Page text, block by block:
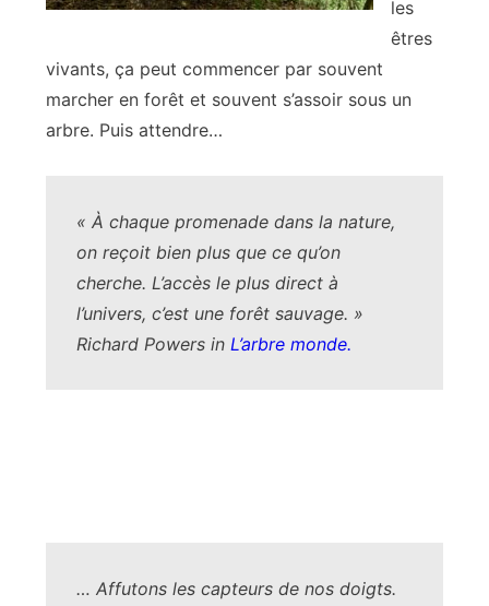
les
êtres
vivants, ça peut commencer par souvent
marcher en forêt et souvent s’assoir sous un
arbre. Puis attendre…
« À chaque promenade dans la nature,
on reçoit bien plus que ce qu’on
cherche. L’accès le plus direct à
l’univers, c’est une forêt sauvage. »
Richard Powers in L’arbre monde.
… Affutons les capteurs de nos doigts.